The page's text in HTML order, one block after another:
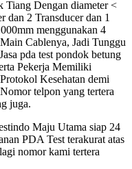
Tiang Dengan diameter <
dan 2 Transducer dan 1
menggunakan 4
Cablenya, Jadi Tunggu
pda test pondok betung
Pekerja Memiliki
Kesehatan demi
telpon yang tertera
juga.
Maju Utama siap 24
PDA Test terakurat atas
nomor kami tertera